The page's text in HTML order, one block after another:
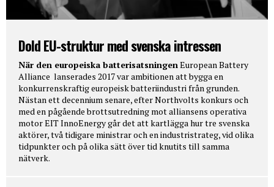
Dold EU-struktur med svenska intressen
När den europeiska batterisatsningenEuropean Battery
Alliance lanserades 2017 var ambitionen att bygga en
konkurrenskraftig europeisk batteriindustri från grunden.
Nästan ett decennium senare, efter Northvolts konkurs och
med en pågående brottsutredning mot alliansens operativa
motor EIT InnoEnergy går det att kartlägga hur tre svenska
aktörer, två tidigare ministrar och en industristrateg, vid olika
tidpunkter och på olika sätt över tid knutits till samma
nätverk.